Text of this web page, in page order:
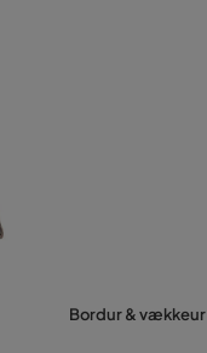
Bordur & vækkeur